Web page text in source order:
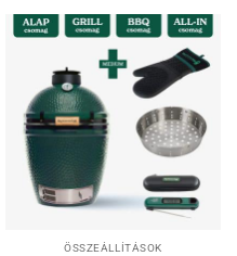
ÖSSZEÁLLÍTÁSOK